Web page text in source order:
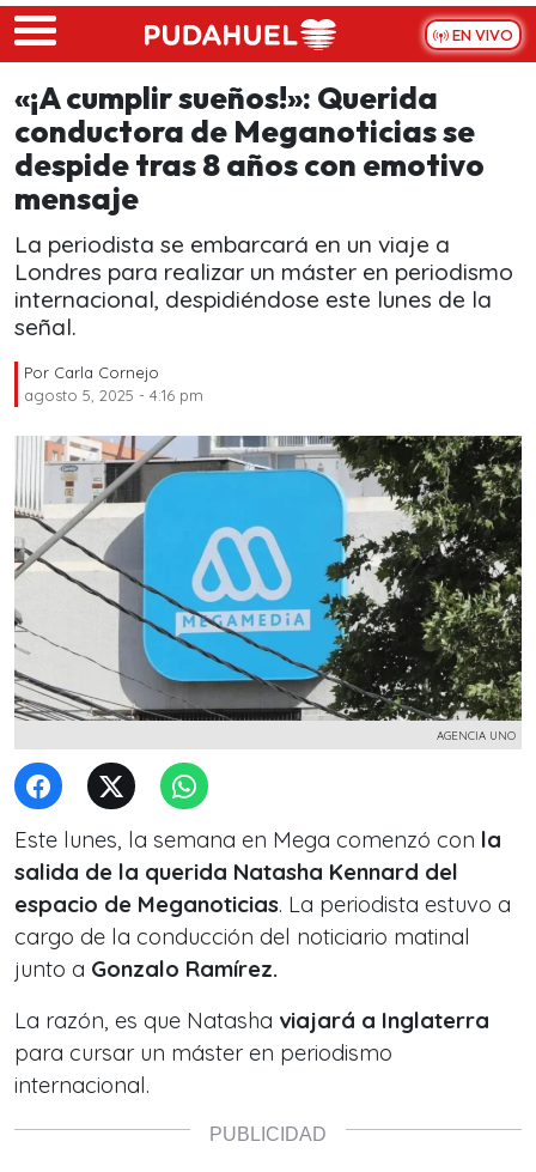
Skip to main content
EN VIVO
«¡A cumplir sueños!»: Querida
conductora de Meganoticias se
despide tras 8 años con emotivo
mensaje
La periodista se embarcará en un viaje a
Londres para realizar un máster en periodismo
internacional, despidiéndose este lunes de la
señal.
Por Carla Cornejo
agosto 5, 2025 - 4:16 pm
AGENCIA UNO
Este lunes, la semana en Mega comenzó con la
salida de la querida Natasha Kennard del
espacio de Meganoticias. La periodista estuvo a
cargo de la conducción del noticiario matinal
junto a Gonzalo Ramírez.
La razón, es que Natasha viajará a Inglaterra
para cursar un máster en periodismo
internacional.